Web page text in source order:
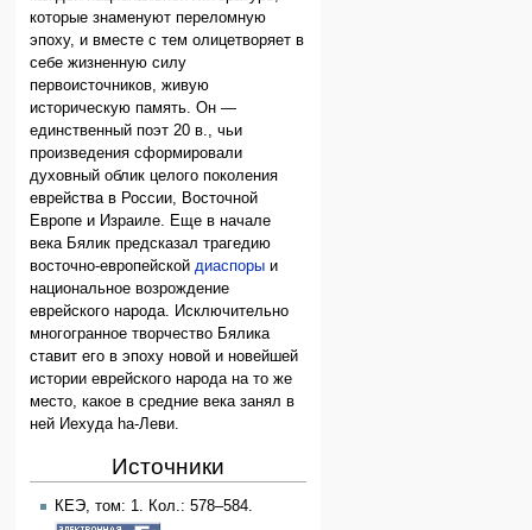
которые знаменуют переломную
эпоху, и вместе с тем олицетворяет в
себе жизненную силу
первоисточников, живую
историческую память. Он —
единственный поэт 20 в., чьи
произведения сформировали
духовный облик целого поколения
еврейства в России, Восточной
Европе и Израиле. Еще в начале
века Бялик предсказал трагедию
восточно-европейскойдиаспоры и
национальное возрождение
еврейского народа. Исключительно
многогранное творчество Бялика
ставит его в эпоху новой и новейшей
истории еврейского народа на то же
место, какое в средние века занял в
ней Иехуда hа-Леви.
Источники
КЕЭ, том: 1. Кол.: 578–584.